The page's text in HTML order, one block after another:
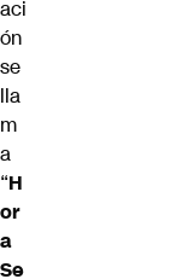
aci
ón
se
lla
m
a
“H
or
a
Se